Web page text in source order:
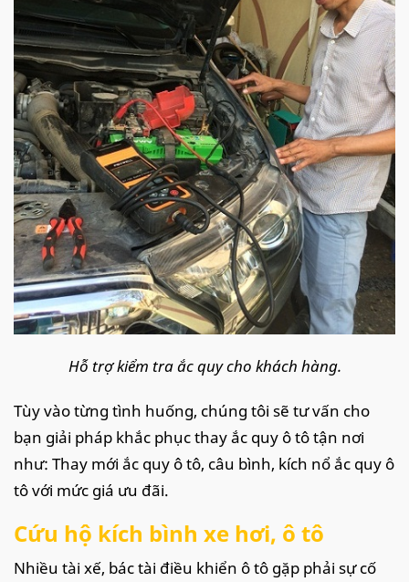
Hỗ trợ kiểm tra ắc quy cho khách hàng.
Tùy vào từng tình huống, chúng tôi sẽ tư vấn cho
bạn giải pháp khắc phục thay ắc quy ô tô tận nơi
như: Thay mới ắc quy ô tô, câu bình, kích nổ ắc quy ô
tô với mức giá ưu đãi.
Cứu hộ kích bình xe hơi, ô tô
Nhiều tài xế, bác tài điều khiển ô tô gặp phải sự cố